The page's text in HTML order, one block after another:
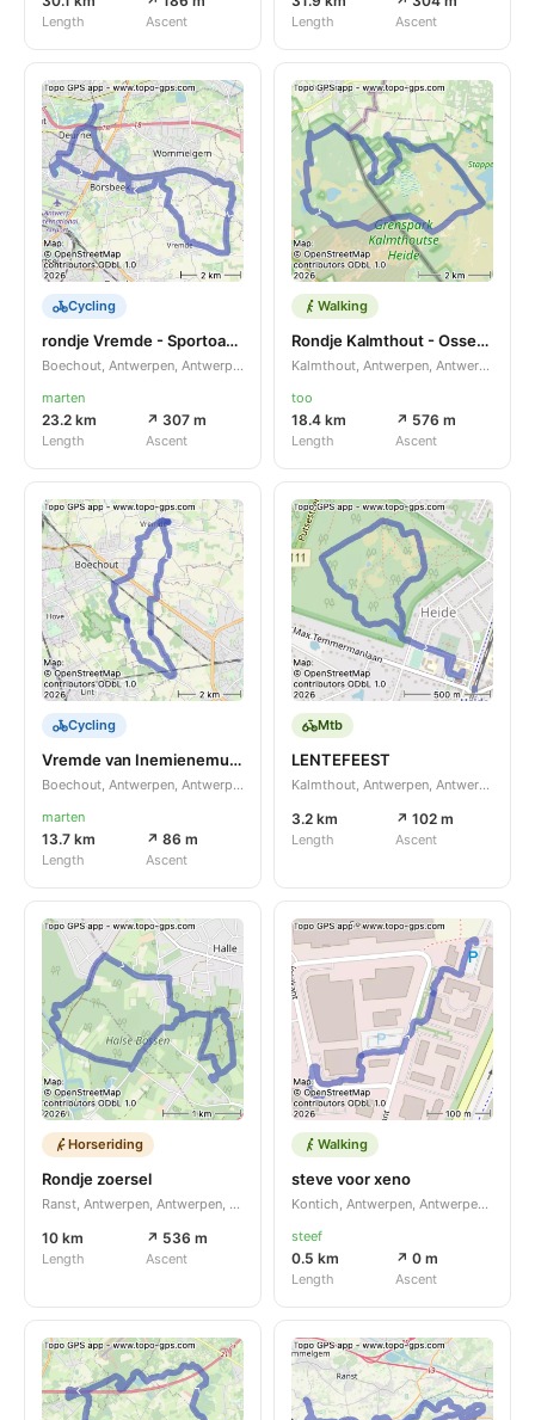
Length Ascent Length Ascent
Cycling
rondje Vremde - Sportoase - Boekenberg - Jumbo - Vremde
Boechout, Antwerpen, Antwerpen, BE
marten
23.2 km
Length
↗ 307 m
Ascent
Walking
Rondje Kalmthout - Ossendrecht
Kalmthout, Antwerpen, Antwerpen, BE
too
18.4 km
Length
↗ 576 m
Ascent
Cycling
Vremde van Inemienemutte naar Lier Ijsjesboerderij de Trommelhoeve
Boechout, Antwerpen, Antwerpen, BE
marten
13.7 km
Length
↗ 86 m
Ascent
Mtb
LENTEFEEST
Kalmthout, Antwerpen, Antwerpen, BE
3.2 km
Length
↗ 102 m
Ascent
Horseriding
Rondje zoersel
Ranst, Antwerpen, Antwerpen, BE
10 km
Length
↗ 536 m
Ascent
Walking
steve voor xeno
Kontich, Antwerpen, Antwerpen, BE
steef
0.5 km
Length
↗ 0 m
Ascent